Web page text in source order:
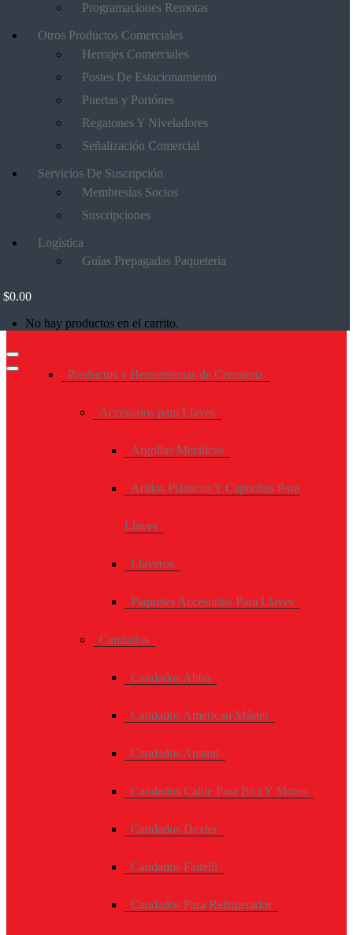
Programaciones Remotas
Otros Productos Comerciales
Herrajes Comerciales
Postes De Estacionamiento
Puertas y Portónes
Regatones Y Niveladores
Señalización Comercial
Servicios De Suscripción
Membresías Socios
Suscripciones
Logística
Guías Prepagadas Paquetería
$0.00
No hay productos en el carrito.
Productos y Herramientas de Cerrajeria
Accesorios para Llaves
Argollas Metálicas
Arillos Plásticos Y Capuchas Para
Llaves
Llaveros
Paquetes Accesorios Para Llaves
Candados
Candados Abba
Candados American Máster
Candados Austral
Candados Cable Para Bici Y Motos
Candados Dexter
Candados Faitelli
Candados Para Refrigerador